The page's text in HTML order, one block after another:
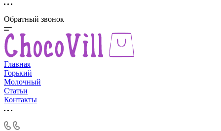
Обратный звонок
Главная
Горький
Молочный
Статьи
Контакты